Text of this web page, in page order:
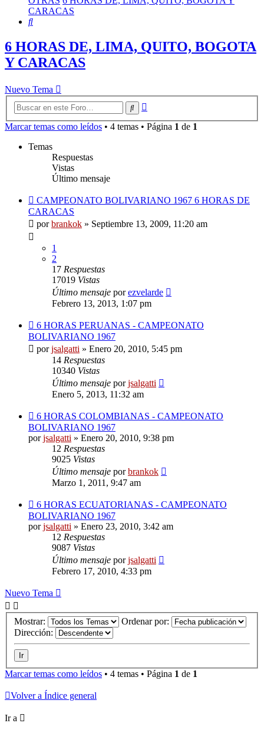
CARACAS
Buscar
6 HORAS DE, LIMA, QUITO, BOGOTA
Y CARACAS
Nuevo Tema
Buscar
Marcar temas como leídos • 4 temas • Página 1 de 1
Temas
Respuestas
Vistas
Último mensaje
CAMPEONATO BOLIVARIANO 1967 6 HORAS DE
CARACAS
porbrankok » Septiembre 13, 2009, 11:20 am
1
2
17 Respuestas
17019 Vistas
Último mensaje porezvelarde
Febrero 13, 2013, 1:07 pm
6 HORAS PERUANAS - CAMPEONATO
BOLIVARIANO 1967
porjsalgatti » Enero 20, 2010, 5:45 pm
14 Respuestas
10340 Vistas
Último mensaje porjsalgatti
Enero 5, 2013, 11:32 am
6 HORAS COLOMBIANAS - CAMPEONATO
BOLIVARIANO 1967
porjsalgatti » Enero 20, 2010, 9:38 pm
12 Respuestas
9025 Vistas
Último mensaje porbrankok
Marzo 1, 2011, 9:47 am
6 HORAS ECUATORIANAS - CAMPEONATO
BOLIVARIANO 1967
porjsalgatti » Enero 23, 2010, 3:42 am
12 Respuestas
9087 Vistas
Último mensaje porjsalgatti
Febrero 17, 2010, 4:33 pm
Nuevo Tema
Mostrar:
Ordenar por:
Dirección:
Marcar temas como leídos • 4 temas • Página 1 de 1
Volver a Índice general
Ir a